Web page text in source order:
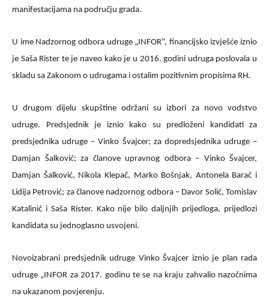
manifestacijama na području grada.
U ime Nadzornog odbora udruge „INFOR“, financijsko izvješće iznio
je Saša Rister te je naveo kako je u 2016. godini udruga poslovala u
skladu sa Zakonom o udrugama i ostalim pozitivnim propisima RH.
U drugom dijelu skupštine održani su izbori za novo vodstvo
udruge. Predsjednik je iznio kako su predloženi kandidati za
predsjednika udruge – Vinko Švajcer; za dopredsjednika udruge –
Damjan Šalković; za članove upravnog odbora – Vinko Švajcer,
Damjan Šalković, Nikola Klepač, Marko Bošnjak, Antonela Barač i
Lidija Petrović; za članove nadzornog odbora – Davor Solić, Tomislav
Katalinić i Saša Rister. Kako nije bilo daljnjih prijedloga, prijedlozi
kandidata su jednoglasno usvojeni.
Novoizabrani predsjednik udruge Vinko Švajcer iznio je plan rada
udruge „INFOR za 2017. godinu te se na kraju zahvalio nazočnima
na ukazanom povjerenju.